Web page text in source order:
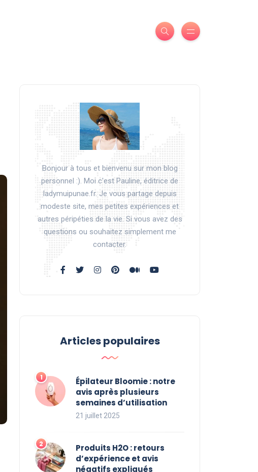
Bonjour à tous et bienvenu sur mon blog
personnel :). Moi c'est Pauline, éditrice de
ladymuipunae.fr. Je vous partage depuis
modeste site, mes petites expériences et
autres péripéties de la vie. Si vous avez des
questions ou souhaitez simplement me
contacter.
Articles populaires
Épilateur Bloomie : notre
avis après plusieurs
semaines d’utilisation
21 juillet 2025
Produits H2O : retours
d’expérience et avis
négatifs expliqués